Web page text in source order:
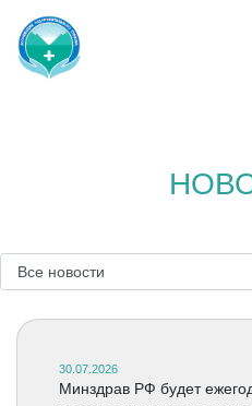
30.07.2026
Минздрав РФ будет